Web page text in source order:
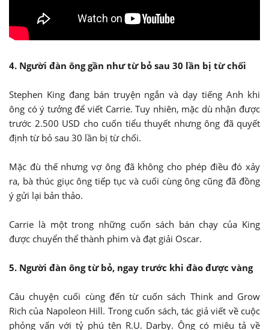
4. Người đàn ông gần như từ bỏ sau 30 lần bị từ chối
Stephen King đang bán truyện ngắn và dạy tiếng Anh khi
ông có ý tưởng để viết Carrie. Tuy nhiên, mặc dù nhận được
trước 2.500 USD cho cuốn tiểu thuyết nhưng ông đã quyết
định từ bỏ sau 30 lần bị từ chối.
Mặc đù thế nhưng vợ ông đã không cho phép điều đó xảy
ra, bà thúc giục ông tiếp tục và cuối cùng ông cũng đã đồng
ý gửi lại bản thảo.
Carrie là một trong những cuốn sách bán chạy của King
được chuyển thể thành phim và đạt giải Oscar.
5. Người đàn ông từ bỏ, ngay trước khi đào được vàng
Câu chuyện cuối cùng đến từ cuốn sách Think and Grow
Rich của Napoleon Hill. Trong cuốn sách, tác giả viết về cuộc
phỏng vấn với tỷ phú tên R.U. Darby. Ông có miêu tả về